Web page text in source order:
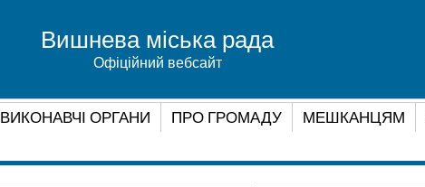
ВИКОНАВЧІ ОРГАНИ ПРО ГРОМАДУ МЕШКАНЦЯМ
Вишнева міська рада
Офіційний вебсайт